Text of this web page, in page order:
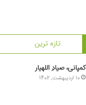
تازه ترین
کمپانی، صیادِ اللهیار
10 اردیبهشت, 1402